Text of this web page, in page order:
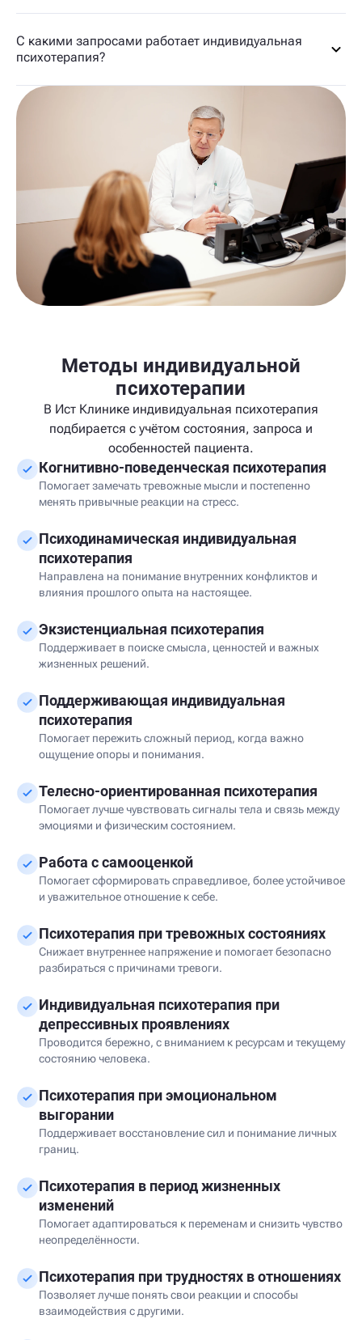
С какими запросами работает индивидуальная
психотерапия?
Методы индивидуальной
психотерапии
В Ист Клинике индивидуальная психотерапия
подбирается с учётом состояния, запроса и
особенностей пациента.
Когнитивно-поведенческая психотерапия
Помогает замечать тревожные мысли и постепенно
менять привычные реакции на стресс.
Психодинамическая индивидуальная
психотерапия
Направлена на понимание внутренних конфликтов и
влияния прошлого опыта на настоящее.
Экзистенциальная психотерапия
Поддерживает в поиске смысла, ценностей и важных
жизненных решений.
Поддерживающая индивидуальная
психотерапия
Помогает пережить сложный период, когда важно
ощущение опоры и понимания.
Телесно-ориентированная психотерапия
Помогает лучше чувствовать сигналы тела и связь между
эмоциями и физическим состоянием.
Работа с самооценкой
Помогает сформировать справедливое, более устойчивое
и уважительное отношение к себе.
Психотерапия при тревожных состояниях
Снижает внутреннее напряжение и помогает безопасно
разбираться с причинами тревоги.
Индивидуальная психотерапия при
депрессивных проявлениях
Проводится бережно, с вниманием к ресурсам и текущему
состоянию человека.
Психотерапия при эмоциональном
выгорании
Поддерживает восстановление сил и понимание личных
границ.
Психотерапия в период жизненных
изменений
Помогает адаптироваться к переменам и снизить чувство
неопределённости.
Психотерапия при трудностях в отношениях
Позволяет лучше понять свои реакции и способы
взаимодействия с другими.